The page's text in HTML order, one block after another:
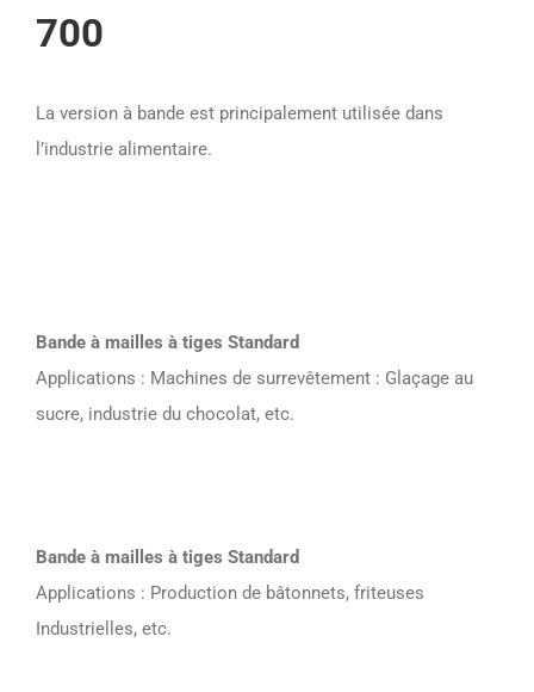
700
La version à bande est principalement utilisée dans
l’industrie alimentaire.
Bande à mailles à tiges Standard
Applications : Machines de surrevêtement : Glaçage au
sucre, industrie du chocolat, etc.
Bande à mailles à tiges Standard
Applications : Production de bâtonnets, friteuses
Industrielles, etc.